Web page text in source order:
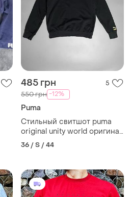
485 грн 5
550 грн -12%
Puma
Стильный свитшот puma
original unity world оригинал
original sweatshirt casual
36 / S / 44